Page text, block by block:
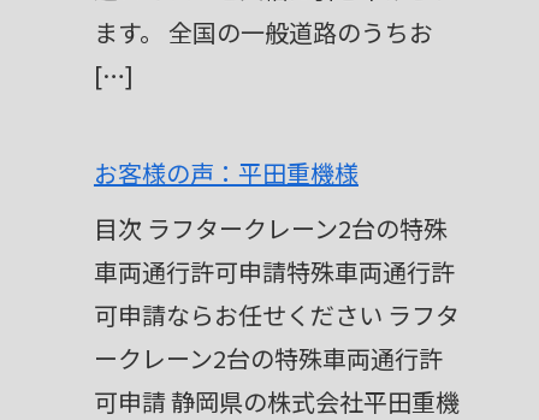
ます。 全国の一般道路のうちお
[…]
お客様の声：平田重機様
目次 ラフタークレーン2台の特殊
車両通行許可申請特殊車両通行許
可申請ならお任せください ラフタ
ークレーン2台の特殊車両通行許
可申請 静岡県の株式会社平田重機